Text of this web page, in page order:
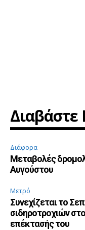
Διαβάστε
Διάφορα
Μεταβολές
Αυγούστου
Μετρό
Συνεχίζεται το
σιδηροτροχιών
επέκτασής του